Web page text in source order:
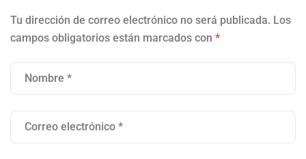
Tu dirección de correo electrónico no será publicada. Los
campos obligatorios están marcados con *